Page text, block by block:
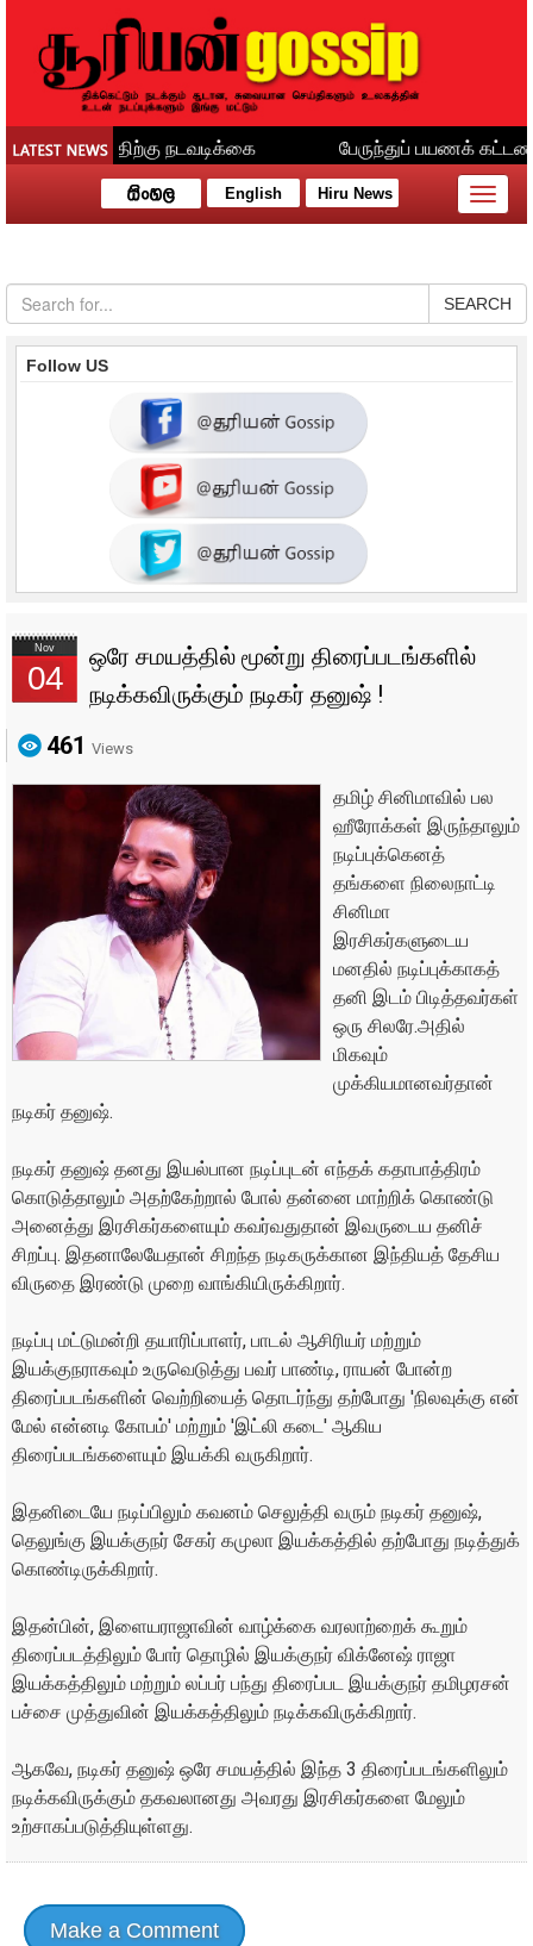
English Hiru News
Toggle
SEARCH
Follow US
Nov
04
ஒரே சமயத்தில் மூன்று திரைப்படங்களில்
நடிக்கவிருக்கும் நடிகர் தனுஷ் !
461 Views
தமிழ் சினிமாவில் பல
ஹீரோக்கள் இருந்தாலும்
நடிப்புக்கெனத்
தங்களை நிலைநாட்டி
சினிமா
இரசிகர்களுடைய
மனதில் நடிப்புக்காகத்
தனி இடம் பிடித்தவர்கள்
ஒரு சிலரே.அதில்
மிகவும்
முக்கியமானவர்தான்
நடிகர் தனுஷ்.
நடிகர் தனுஷ் தனது இயல்பான நடிப்புடன் எந்தக் கதாபாத்திரம்
கொடுத்தாலும் அதற்கேற்றால் போல் தன்னை மாற்றிக் கொண்டு
அனைத்து இரசிகர்களையும் கவர்வதுதான் இவருடைய தனிச்
சிறப்பு. இதனாலேயேதான் சிறந்த நடிகருக்கான இந்தியத் தேசிய
விருதை இரண்டு முறை வாங்கியிருக்கிறார்.
நடிப்பு மட்டுமன்றி தயாரிப்பாளர், பாடல் ஆசிரியர் மற்றும்
இயக்குநராகவும் உருவெடுத்து பவர் பாண்டி, ராயன் போன்ற
திரைப்படங்களின் வெற்றியைத் தொடர்ந்து தற்போது 'நிலவுக்கு என்
மேல் என்னடி கோபம்' மற்றும் 'இட்லி கடை' ஆகிய
திரைப்படங்களையும் இயக்கி வருகிறார்.
இதனிடையே நடிப்பிலும் கவனம் செலுத்தி வரும் நடிகர் தனுஷ்,
தெலுங்கு இயக்குநர் சேகர் கமுலா இயக்கத்தில் தற்போது நடித்துக்
கொண்டிருக்கிறார்.
இதன்பின், இளையராஜாவின் வாழ்க்கை வரலாற்றைக் கூறும்
திரைப்படத்திலும் போர் தொழில் இயக்குநர் விக்னேஷ் ராஜா
இயக்கத்திலும் மற்றும் லப்பர் பந்து திரைப்பட இயக்குநர் தமிழரசன்
பச்சை முத்துவின் இயக்கத்திலும் நடிக்கவிருக்கிறார்.
ஆகவே, நடிகர் தனுஷ் ஒரே சமயத்தில் இந்த 3 திரைப்படங்களிலும்
நடிக்கவிருக்கும் தகவலானது அவரது இரசிகர்களை மேலும்
உற்சாகப்படுத்தியுள்ளது.
Make a Comment